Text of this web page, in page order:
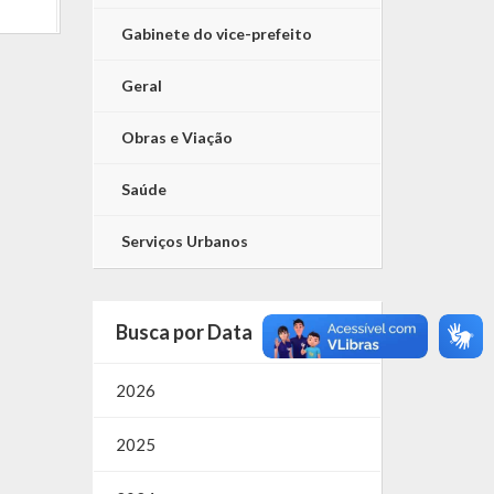
Gabinete do vice-prefeito
Geral
Obras e Viação
Saúde
Serviços Urbanos
Busca por Data
2026
2025